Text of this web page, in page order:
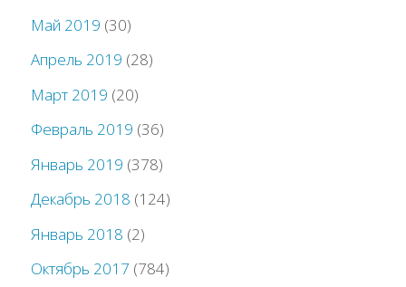
Май 2019 (30)
Апрель 2019 (28)
Март 2019 (20)
Февраль 2019 (36)
Январь 2019 (378)
Декабрь 2018 (124)
Январь 2018 (2)
Октябрь 2017 (784)